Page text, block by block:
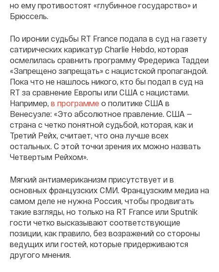
но ему противостоят «глубинное государство» и
Брюссель.
По иронии судьбы RT France подала в суд на газету
сатирических карикатур Charlie Hebdo, которая
осмелилась сравнить программу Фредерика Таддеи
«Запрещено запрещать» с нацистской пропагандой.
Пока что не нашлось никого, кто бы подал в суд на
RT за сравнение Европы или США с нацистами.
Например, в программе о политике США в
Венесуэле: «Это абсолютное правление. США —
страна с четко понятной судьбой, которая, как и
Третий Рейх, считает, что она лучше всех
остальных. С этой точки зрения их можно назвать
Четвертым Рейхом».
Мягкий антиамериканизм присутствует и в
основных французских СМИ. Французским медиа на
самом деле не нужна Россия, чтобы продвигать
такие взгляды, но только на RT France или Sputnik
гости четко высказывают соответствующие
позиции, как правило, без возражений со стороны
ведущих или гостей, которые придерживаются
другого мнения.